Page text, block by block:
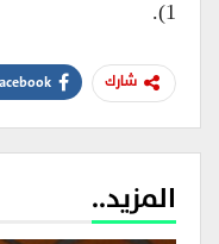
شارك Facebook
المزيد..